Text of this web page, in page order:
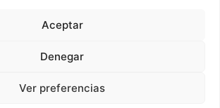
Aceptar
Denegar
Ver preferencias
POLÍTICA DE PRIVACIDAD
CONTACTO
ESPAÑOLA DE RUGBY 2023.